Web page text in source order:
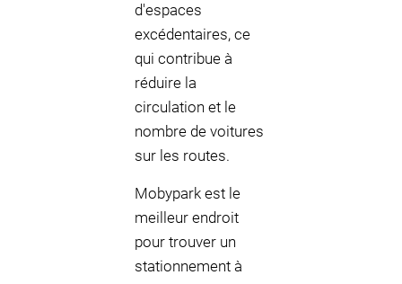
d'espaces
excédentaires, ce
qui contribue à
réduire la
circulation et le
nombre de voitures
sur les routes.
Mobypark est le
meilleur endroit
pour trouver un
stationnement à